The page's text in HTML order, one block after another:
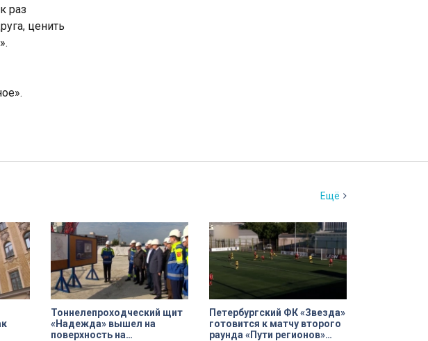
раз
ценить
Ещё
Тоннелепроходческий щит
«Надежда» вышел на
поверхность на
Петербургский ФК «Звезда»
готовится к матчу второго
раунда «Пути регионов»